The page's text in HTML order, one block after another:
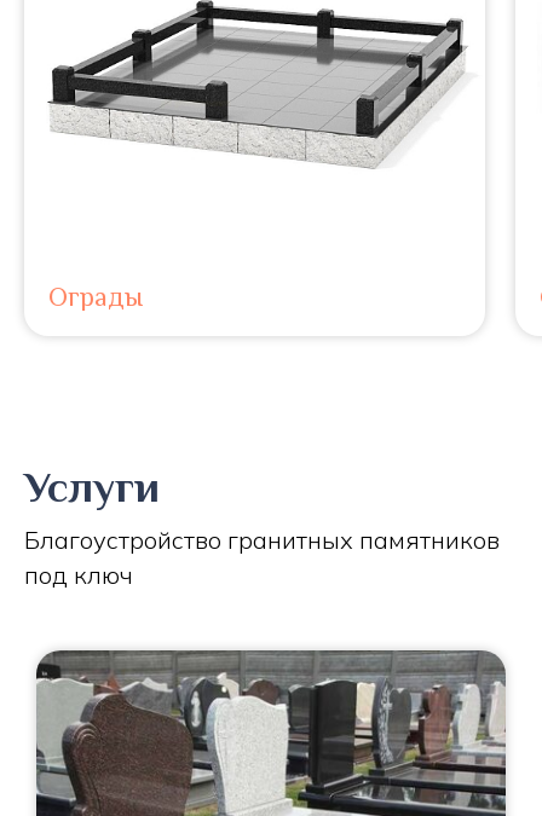
Ограды
Услуги
Благоустройство гранитных памятников
под ключ